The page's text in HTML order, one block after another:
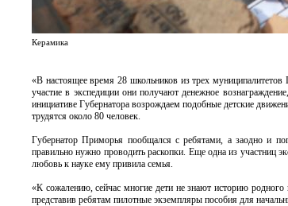
Керамика
«В настоящее время 28 школьников из трех
участие в экспедиции они получают денежное
инициативе Губернатора возрождаем подобные детские
трудятся около 80 человек.
Губернатор Приморья пообщался с ребятами, а заодно и
правильно нужно проводить раскопки. Еще одна из участниц
любовь к науке ему привила семья.
«К сожалению, сейчас многие дети не знают историю родного
представив ребятам пилотные экземпляры пособия для